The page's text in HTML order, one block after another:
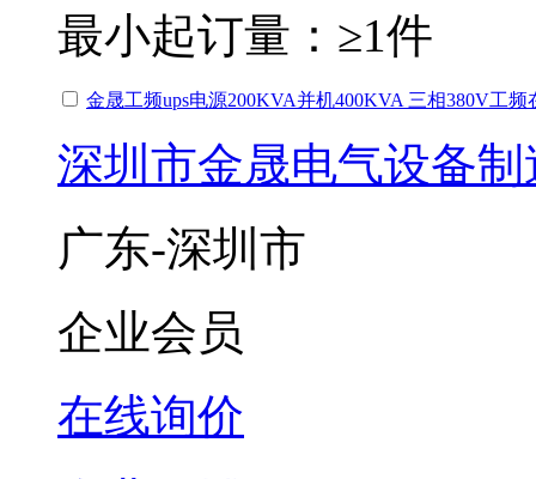
最小起订量： ≥1件
金晟工频ups电源200KVA并机400KVA 三相380V工
深圳市金晟电气设备
广东-深圳市
企业会员
在线询价